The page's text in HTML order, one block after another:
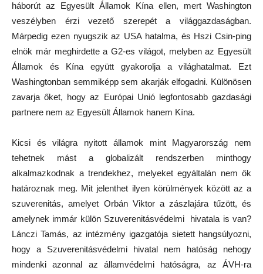
háborút az Egyesült Államok Kína ellen, mert Washington
veszélyben érzi vezető szerepét a világgazdaságban.
Márpedig ezen nyugszik az USA hatalma, és Hszi Csin-ping
elnök már meghirdette a G2-es világot, melyben az Egyesült
Államok és Kína együtt gyakorolja a világhatalmat. Ezt
Washingtonban semmiképp sem akarják elfogadni. Különösen
zavarja őket, hogy az Európai Unió legfontosabb gazdasági
partnere nem az Egyesült Államok hanem Kína.
Kicsi és világra nyitott államok mint Magyarország nem
tehetnek mást a globalizált rendszerben minthogy
alkalmazkodnak a trendekhez, melyeket egyáltalán nem ők
határoznak meg. Mit jelenthet ilyen körülmények között az a
szuverenitás, amelyet Orbán Viktor a zászlajára tűzött, és
amelynek immár külön Szuverenitásvédelmi hivatala is van?
Lánczi Tamás, az intézmény igazgatója sietett hangsúlyozni,
hogy a Szuverenitásvédelmi hivatal nem hatóság nehogy
mindenki azonnal az államvédelmi hatóságra, az ÁVH-ra